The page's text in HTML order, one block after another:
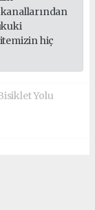
hiç
Yolu